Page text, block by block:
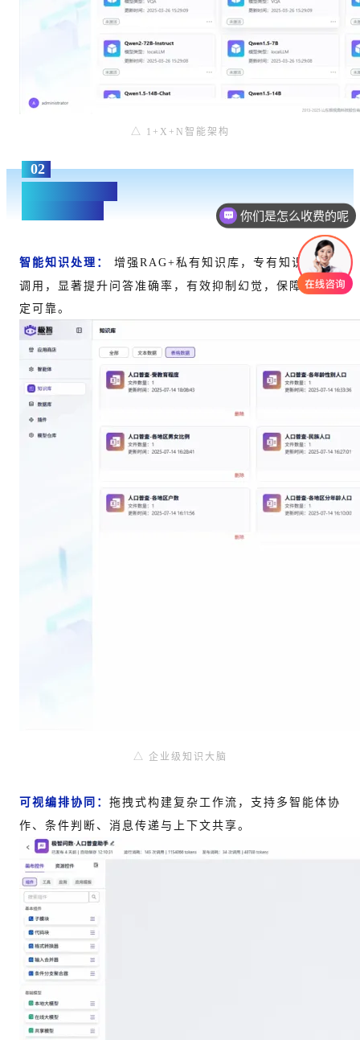
△ 1+X+N智能架构
02
智能知识处理：
增强RAG+私有知识库，专有知识精准
调用 ，显著提升问答准确率，有效抑制幻觉，保障输出稳
定可靠。
△ 企业级知识大脑
可视编排协同： 拖拽式构建复杂工作流，支持多智能体协
作、条件判断、消息传递与上下文共享。
你们是怎么收费的呢